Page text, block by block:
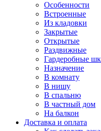
Особенности
Встроенные
Из кладовки
Закрытые
Открытые
Раздвижные
Гардеробные
Назначение
В комнату
В нишу
В спальню
В частный дом
На балкон
Доставка и оплата